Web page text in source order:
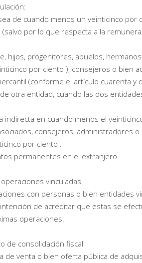
de cuando menos un veinticinco por
por lo que respecta a la
hijos, progenitores, abuelos,
por ciento ), consejeros o bien
(conforme el artículo cuarenta y
otra entidad, cuando las dos
en cuando menos el
consejeros, administradores
por ciento .
permanentes en el extranjero.
vinculadas
con personas o bien entidades
de acreditar que estas se
operaciones:
de consolidación fiscal
venta o bien oferta pública de